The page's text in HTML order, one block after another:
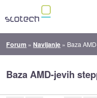
Forum » Navijanje » Baza
Baza AMD-jevih